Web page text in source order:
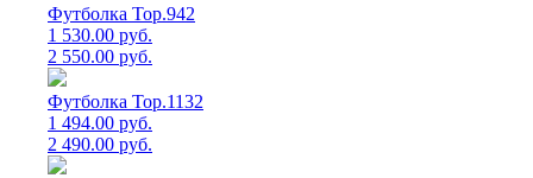
Футболка Top.942
1 530.00 руб.
2 550.00 руб.
Футболка Top.1132
1 494.00 руб.
2 490.00 руб.